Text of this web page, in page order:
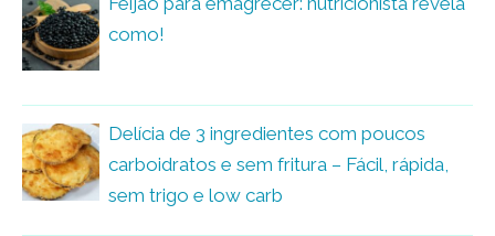
como!
Delícia de 3 ingredientes com poucos
carboidratos e sem fritura – Fácil, rápida,
sem trigo e low carb